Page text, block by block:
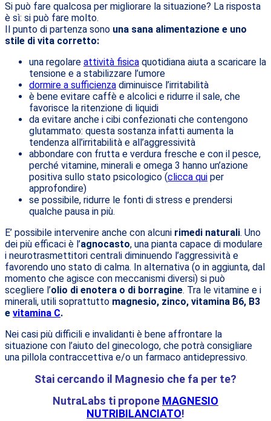
Si può fare qualcosa per migliorare la situazione? La risposta
è sì: si può fare molto.
Il punto di partenza sono una sana alimentazione e uno
stile di vita corretto:
una regolare attività fisica quotidiana aiuta a scaricare la
tensione e a stabilizzare l’umore
dormire a sufficienza diminuisce l’irritabilità
è bene evitare caffè e alcolici e ridurre il sale, che
favorisce la ritenzione di liquidi
da evitare anche i cibi confezionati che contengono
glutammato: questa sostanza infatti aumenta la
tendenza all’irritabilità e all’aggressività
abbondare con frutta e verdura fresche e con il pesce,
perché vitamine, minerali e omega 3 hanno un’azione
positiva sullo stato psicologico (clicca qui per
approfondire)
se possibile, ridurre le fonti di stress e prendersi
qualche pausa in più.
E’ possibile intervenire anche con alcuni rimedi naturali. Uno
dei più efficaci è l’agnocasto, una pianta capace di modulare
i neurotrasmettitori centrali diminuendo l’aggressività e
favorendo uno stato di calma. In alternativa (o in aggiunta, dal
momento che agisce con meccanismi diversi) si può
scegliere l’olio di enotera o di borragine. Tra le vitamine e i
minerali, utili soprattutto magnesio, zinco, vitamina B6, B3
e vitamina C.
Nei casi più difficili e invalidanti è bene affrontare la
situazione con l’aiuto del ginecologo, che potrà consigliare
una pillola contraccettiva e/o un farmaco antidepressivo.
Stai cercando il Magnesio che fa per te?
NutraLabs ti propone MAGNESIO
NUTRIBILANCIATO!